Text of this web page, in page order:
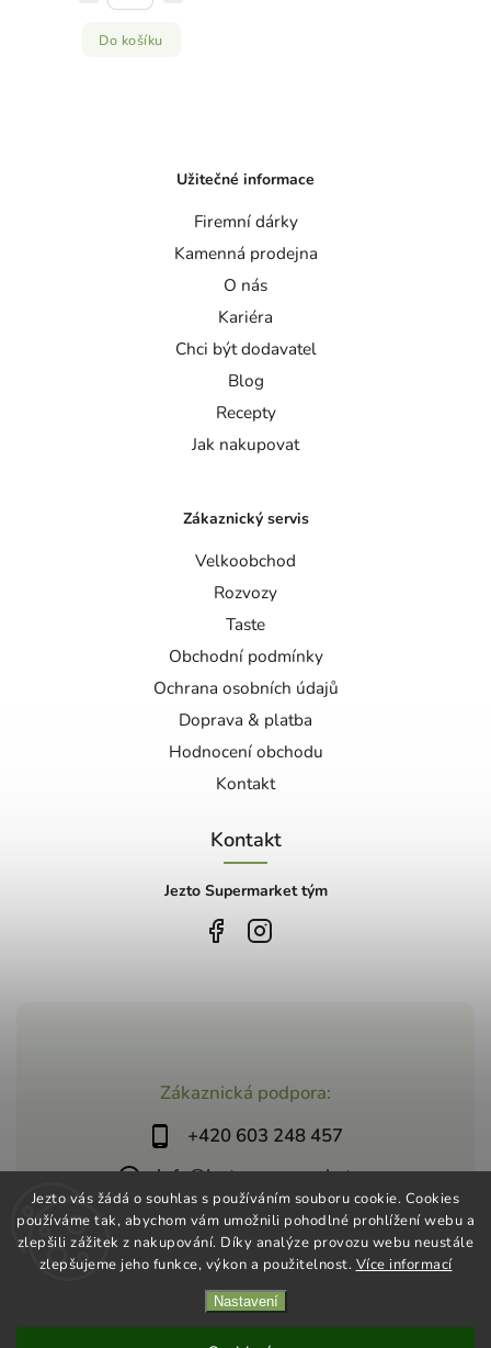
Jezto vás žádá o souhlas s používáním souboru cookie. Cookies
používáme tak, abychom vám umožnili pohodlné prohlížení webu a
zlepšili zážitek z nakupování. Díky analýze provozu webu neustále
zlepšujeme jeho funkce, výkon a použitelnost. Více informací
Nastavení
Do košíku
Zákaznická podpora:
+420 603 248 457
info@jeztosupermarket.cz
Užitečné informace
Firemní dárky
Kamenná prodejna
O nás
Kariéra
Chci být dodavatel
Blog
Recepty
Jak nakupovat
Zákaznický servis
Velkoobchod
Rozvozy
Taste
Obchodní podmínky
Ochrana osobních údajů
Doprava & platba
Hodnocení obchodu
Kontakt
Kontakt
Jezto Supermarket tým
Shoptet| Design